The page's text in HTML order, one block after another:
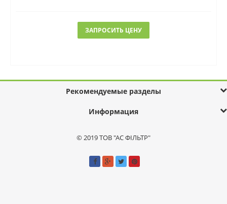
ЗАПРОСИТЬ ЦЕНУ
Рекомендуемые разделы
Информация
© 2019 ТОВ "АС ФІЛЬТР"